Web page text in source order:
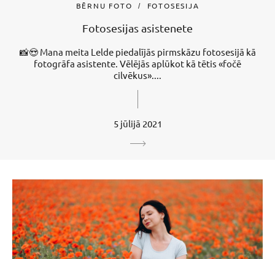
BĒRNU FOTO FOTOSESIJA
Fotosesijas asistenete
📸😍 Mana meita Lelde piedalījās pirmskāzu fotosesijā kā
fotogrāfa asistente. Vēlējās aplūkot kā tētis «fočē
cilvēkus»....
5 jūlijā 2021